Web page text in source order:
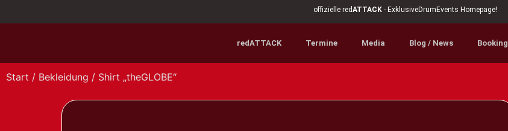
offizielle redATTACK- ExklusiveDrumEvents Homepage!
redATTACK Termine Media Blog / News Booking
Start / Bekleidung / Shirt „theGLOBE“